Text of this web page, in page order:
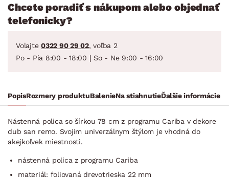
Chcete poradiť s nákupom alebo objednať
telefonicky?
Volajte 0322 90 29 02, voľba 2
Po - Pia 8:00 - 18:00 | So - Ne 9:00 - 16:00
PopisRozmery produktuBalenieNa stiahnutieĎalšie informácie
Nástenná polica so šírkou 78 cm z programu Cariba v dekore
dub san remo. Svojim univerzálnym štýlom je vhodná do
akejkoľvek miestnosti.
nástenná polica z programu Cariba
materiál: foliovaná drevotrieska 22 mm